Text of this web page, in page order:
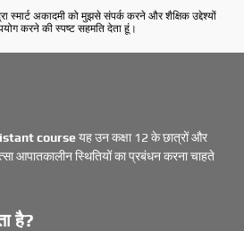
स्मार्ट अकादमी को मुझसे संपर्क करने और शैक्षिक उद्देश्यों
करने की स्पष्ट सहमति देता हूं।
course यह उन कक्षा 12 के छात्रों और
आपातकालीन स्थितियों का प्रबंधन करना चाहते
है?